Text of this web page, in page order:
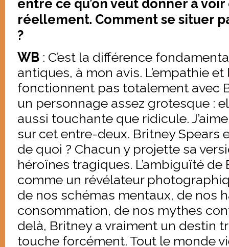
entre ce qu’on veut donner à
réellement. Comment se situer
?
WB : C’est la différence
antiques, à mon avis. L’empathie
fonctionnent pas totalement avec
un personnage assez grotesque :
aussi touchante que ridicule.
sur cet entre-deux. Britney Spears
de quoi ? Chacun y projette sa
héroïnes tragiques. L’ambiguïté
comme un révélateur
de nos schémas mentaux, de nos
consommation, de nos mythes
delà, Britney a vraiment un destin
touche forcément. Tout le monde